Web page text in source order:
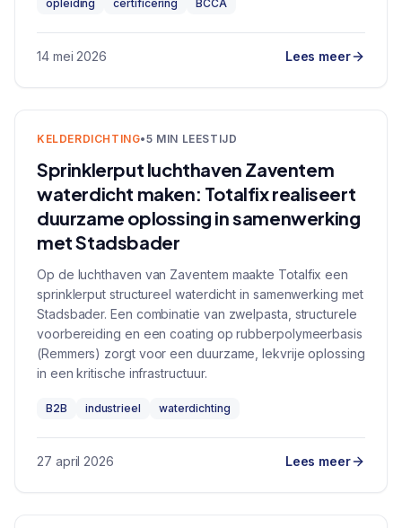
opleiding certificering BCCA
14 mei 2026 Lees meer
KELDERDICHTING•5 MIN LEESTIJD
Sprinklerput luchthaven Zaventem
waterdicht maken: Totalfix realiseert
duurzame oplossing in samenwerking
met Stadsbader
Op de luchthaven van Zaventem maakte Totalfix een
sprinklerput structureel waterdicht in samenwerking met
Stadsbader. Een combinatie van zwelpasta, structurele
voorbereiding en een coating op rubberpolymeerbasis
(Remmers) zorgt voor een duurzame, lekvrije oplossing
in een kritische infrastructuur.
B2B industrieel waterdichting
27 april 2026 Lees meer